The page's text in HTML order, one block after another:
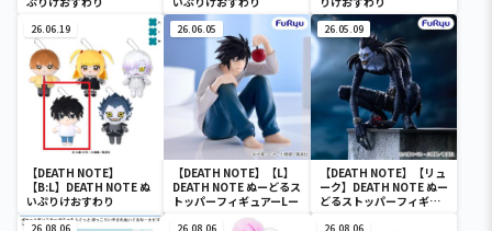
26.06.19
【DEATH NOTE】
【B:L】DEATH NOTE ぬ
いぷりけおすわり
26.06.05
【DEATH NOTE】【L】
DEATH NOTE ぬーどるス
トッパーフィギュアーLー
26.05.09
【DEATH NOTE】【リュ
ーク】DEATH NOTE ぬー
どるストッパーフィギュ